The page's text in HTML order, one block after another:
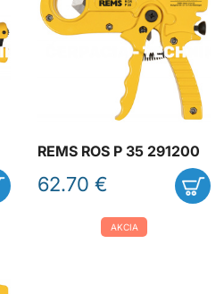
REMS ROS P 35 291200
62.70 €
AKCIA